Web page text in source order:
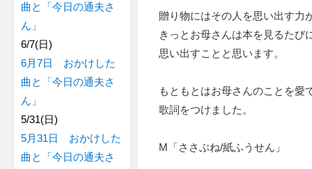
贈り物にはその人を思い出す力
きっとお母さんは本を見るたび
思い出すことと思います。
もともとはお母さんのことを愛
歌詞をつけました。
M「ささぶね/紙ふうせん」
曲と「今日の通夫さ
ん」
6/7(日)
6月7日 おかけした
曲と「今日の通夫さ
ん」
5/31(日)
5月31日 おかけした
曲と「今日の通夫さ